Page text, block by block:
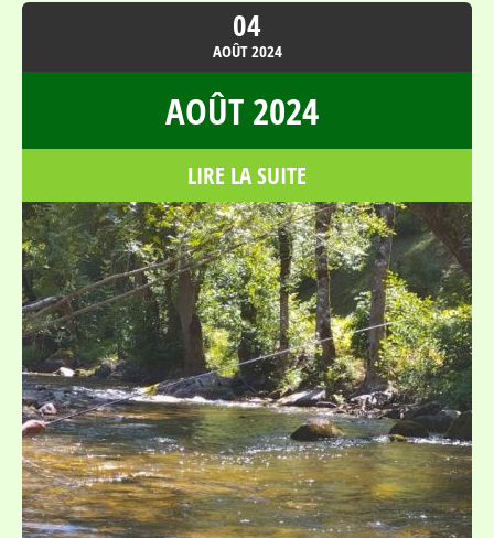
04
AOÛT2024
AOÛT 2024
LIRE LA SUITE